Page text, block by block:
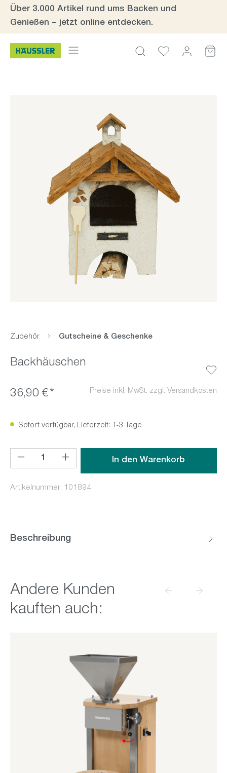
Zum Hauptinhalt springen
Über 3.000 Artikel rund ums Backen und
Genießen – jetzt online entdecken.
Zubehör Gutscheine & Geschenke
Backhäuschen
36,90 €* Preise inkl. MwSt. zzgl. Versandkosten
Sofort verfügbar, Lieferzeit: 1-3 Tage
Produkt Anzahl: Gib den gewünschten Wert ein oder
In den Warenkorb
Artikelnummer: 101894
Beschreibung
Produktgalerie überspringen
Andere Kunden
kauften auch: